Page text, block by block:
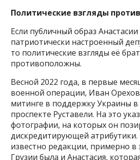
Политические взгляды
Если публичный образ
патриотически настроенный
то политические взгляды её
противоположны.
Весной 2022 года, в первые
военной операции, Иван
митинге в поддержку Украины в
проспекте Руставели. На это
фотографии, на которых он
дискредитирующей атрибутики.
известно редакции, примерно в
Грузии была и Анастасия,